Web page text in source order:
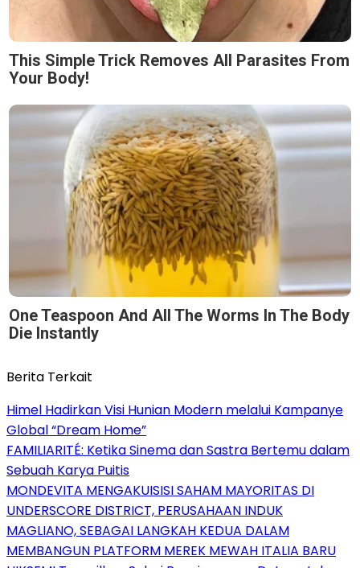
This Simple Trick Removes All Parasites From
Your Body!
One Teaspoon And All The Worms In The Body
Die Instantly
Berita Terkait
Himel Hadirkan Visi Hunian Modern melalui Kampanye
Global “Dream Home”
FAMILIARITÉ: Ketika Sinema dan Sastra Bertemu dalam
Sebuah Karya Puitis
MONDEVITA MENGAKUISISI SAHAM MAYORITAS DI
UNDERSCORE DISTRICT, PERUSAHAAN INDUK
MAGLIANO, SEBAGAI LANGKAH KEDUA DALAM
MEMBANGUN PLATFORM MEREK MEWAH ITALIA BARU